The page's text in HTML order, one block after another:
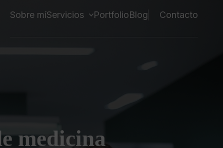
Sobre míServicios PortfolioBlog Contacto
medicina